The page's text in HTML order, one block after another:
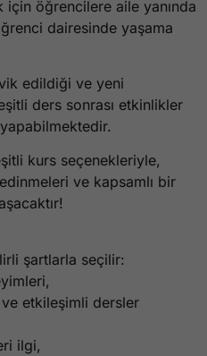
için öğrencilere aile yanında
dairesinde yaşama
edildiği ve yeni
ders sonrası etkinlikler
kurs seçenekleriyle,
ve kapsamlı bir
şartlarla seçilir:
etkileşimli dersler
ilgi,